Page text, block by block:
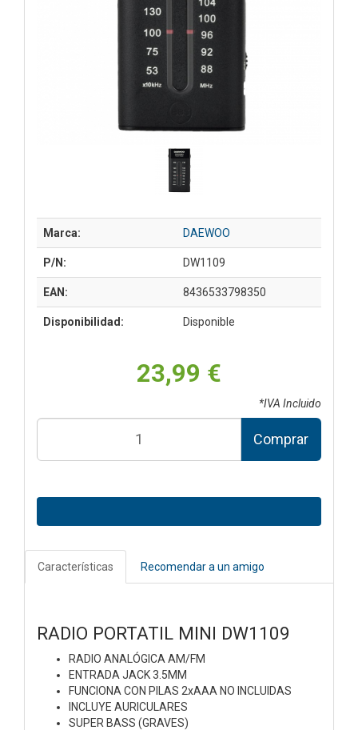
Marca: DAEWOO
P/N: DW1109
EAN: 8436533798350
Disponibilidad: Disponible
23,99 €
*IVA Incluido
Comprar
Características Recomendar a un amigo
RADIO PORTATIL MINI DW1109
RADIO ANALÓGICA AM/FM
ENTRADA JACK 3.5MM
FUNCIONA CON PILAS 2xAAA NO INCLUIDAS
INCLUYE AURICULARES
SUPER BASS (GRAVES)